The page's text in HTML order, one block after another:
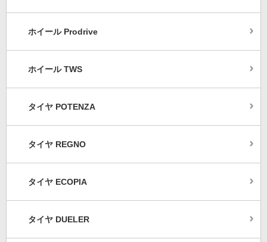
ホイール Prodrive
ホイール TWS
タイヤ POTENZA
タイヤ REGNO
タイヤ ECOPIA
タイヤ DUELER